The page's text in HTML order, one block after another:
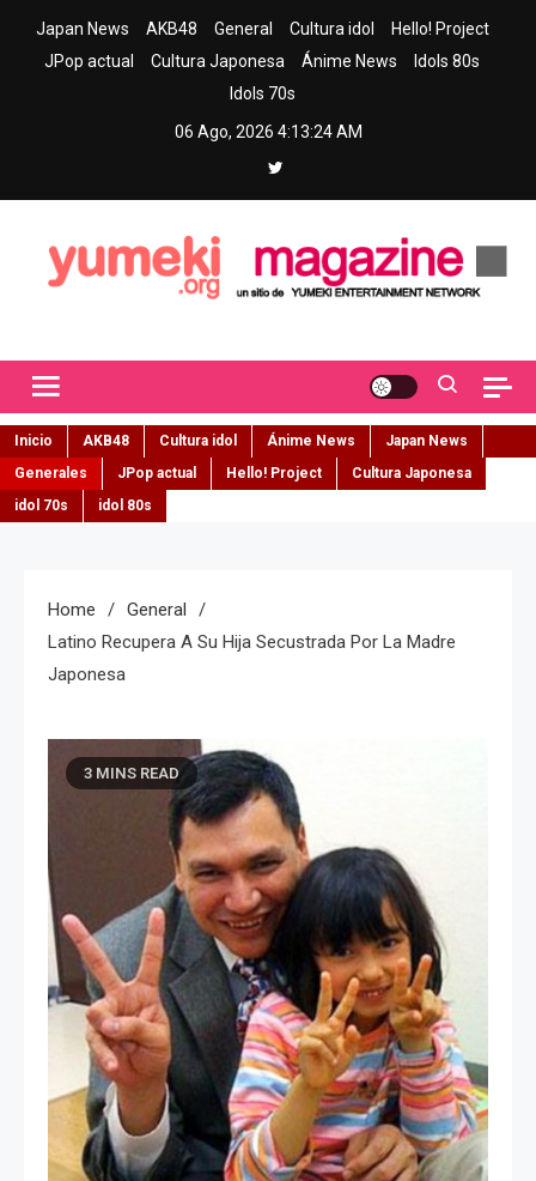
Japan News AKB48 General Cultura idol
Hello! Project
JPop actual
Cultura Japonesa Ánime News
Idols 80s
Idols 70s
06 Ago, 2026 4:13:25 AM
Inicio AKB48 Cultura idol Ánime News
Japan News
Generales
JPop actual Hello! Project
Cultura Japonesa
idol 70s
idol 80s
Home
General
Latino Recupera A Su Hija Secustrada Por La Madre
Japonesa
3 MINS READ